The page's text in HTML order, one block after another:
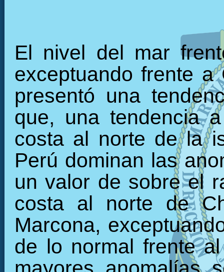
El nivel del mar
exceptuando frente
presentó una
que, una tendencia
costa al norte de la
Perú dominan las
un valor de sobre el
costa al norte de
Marcona,
de lo normal frente